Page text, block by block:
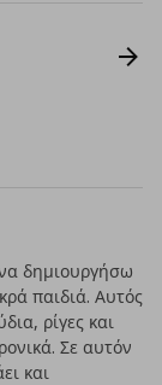
δημιουργήσω
παιδιά. Αυτός
ρίγες και
Σε αυτόν
και